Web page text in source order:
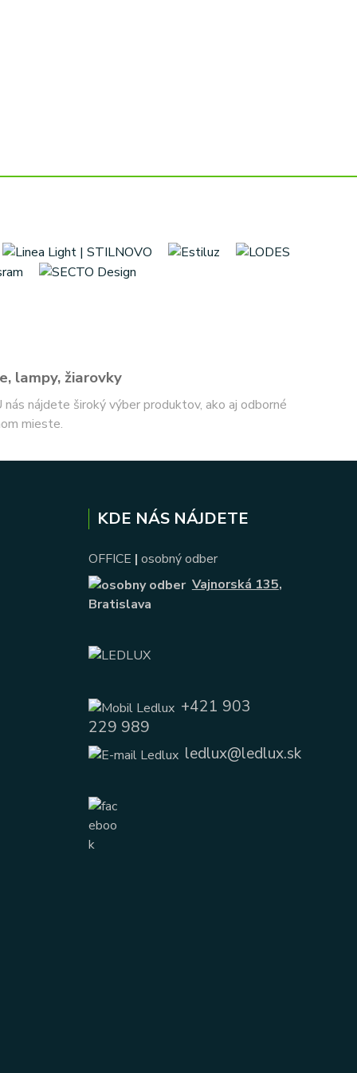
lampy, žiarovky
nájdete široký výber produktov, ako aj odborné
mieste.
KDE NÁS NÁJDETE
OFFICE | osobný odber
Vajnorská 135,
Bratislava
+421 903
229 989
ledlux@ledlux.sk